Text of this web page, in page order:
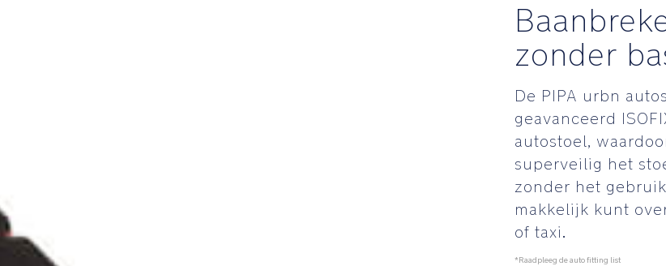
zonder
De PIPA urbn
geavanceerd
autostoel,
superveilig het
zonder het
makkelijk kunt
of taxi.
*Raadpleeg de auto fitting list